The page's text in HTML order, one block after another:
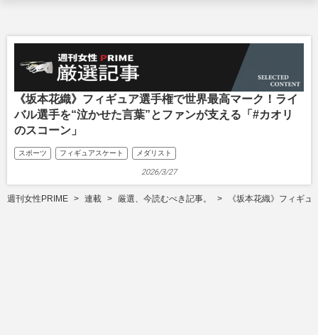
《坂本花織》フィギュア選手権で世界最高マーク！ライ
バル選手を“泣かせた言葉”とファンが支える「#カオリ
のスコーン」
スポーツ フィギュアスケート メダリスト
2026/3/27
週刊女性PRIME 連載 厳選、今読むべき記事。 《坂本花織》フィギ